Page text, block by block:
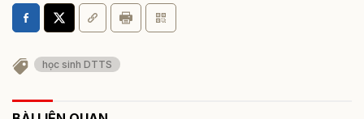
học sinh DTTS